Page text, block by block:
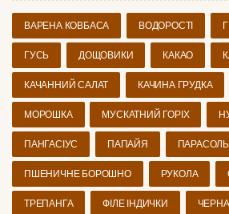
ВАРЕНА КОВБАСА ВОДОРОСТІ
ГУСЬ ДОЩОВИКИ КАКАО
КАЧАННИЙ САЛАТ КАЧИНА ГРУДКА
МОРОШКА МУСКАТНИЙ ГОРІХ
ПАНГАСІУС ПАПАЙЯ
ПШЕНИЧНЕ БОРОШНО РУКОЛА
ТРЕПАНГА ФІЛЕ ІНДИЧКИ